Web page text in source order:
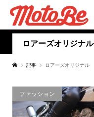
ロアーズオリジナル
記事 ロアーズオリジナル
ファッション